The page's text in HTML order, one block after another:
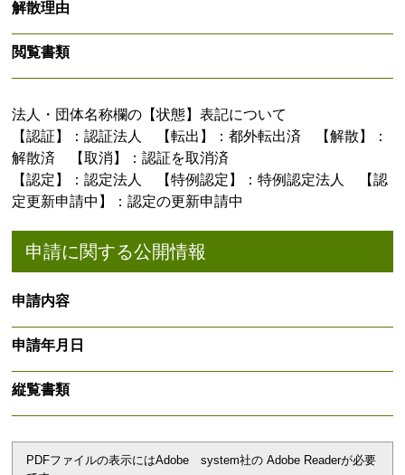
解散理由
閲覧書類
法人・団体名称欄の【状態】表記について
【認証】：認証法人 【転出】：都外転出済 【解散】：
解散済 【取消】：認証を取消済
【認定】：認定法人 【特例認定】：特例認定法人 【認
定更新申請中】：認定の更新申請中
申請に関する公開情報
申請内容
申請年月日
縦覧書類
PDFファイルの表示にはAdobe system社の Adobe Readerが必要